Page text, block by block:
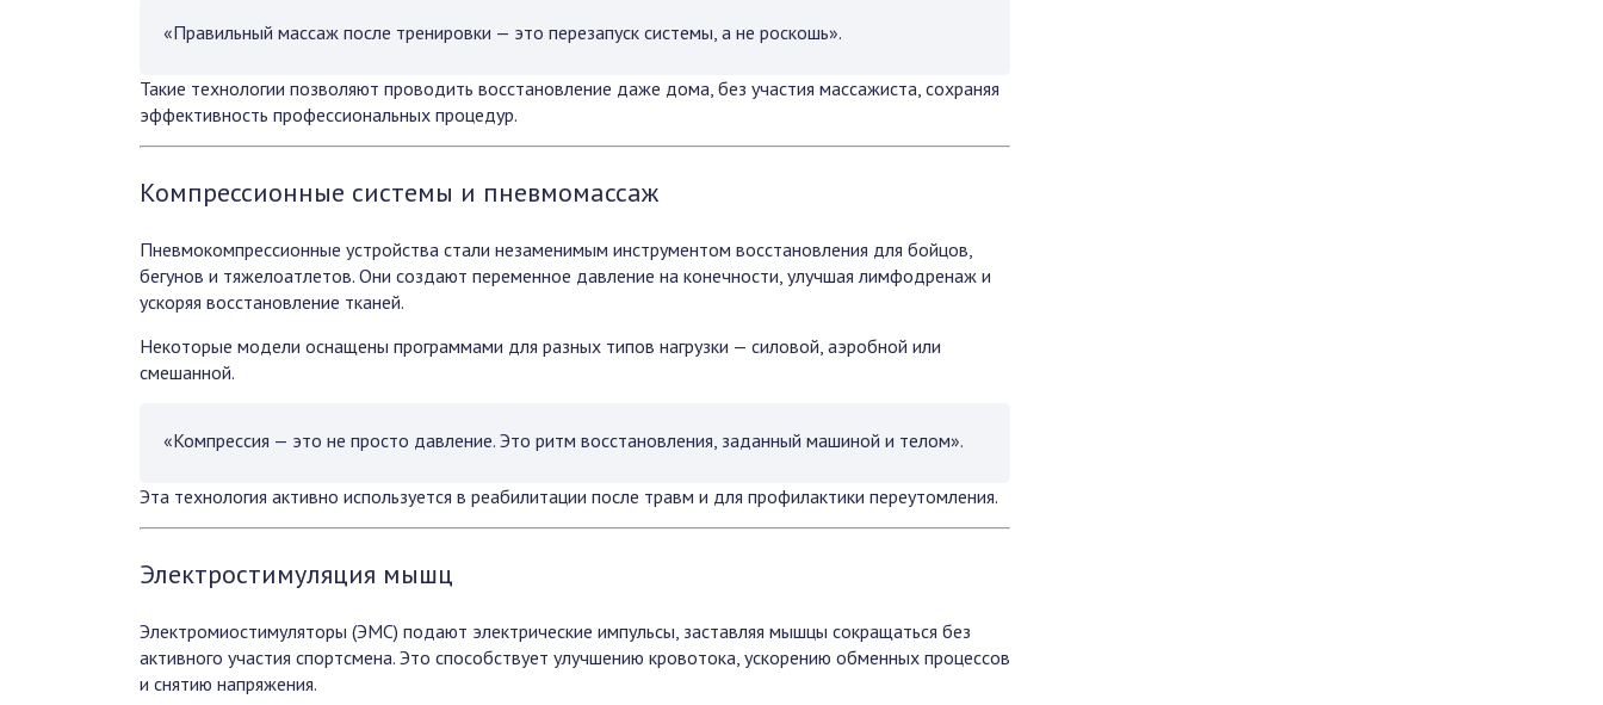
«Правильный массаж после тренировки — это перезапуск системы, а не роскошь».
Такие технологии позволяют проводить восстановление даже дома, без участия массажиста, сохраняя
эффективность профессиональных процедур.
Компрессионные системы и пневмомассаж
Пневмокомпрессионные устройства стали незаменимым инструментом восстановления для бойцов,
бегунов и тяжелоатлетов. Они создают переменное давление на конечности, улучшая лимфодренаж и
ускоряя восстановление тканей.
Некоторые модели оснащены программами для разных типов нагрузки — силовой, аэробной или
смешанной.
«Компрессия — это не просто давление. Это ритм восстановления, заданный машиной и телом».
Эта технология активно используется в реабилитации после травм и для профилактики переутомления.
Электростимуляция мышц
Электромиостимуляторы (ЭМС) подают электрические импульсы, заставляя мышцы сокращаться без
активного участия спортсмена. Это способствует улучшению кровотока, ускорению обменных процессов
и снятию напряжения.